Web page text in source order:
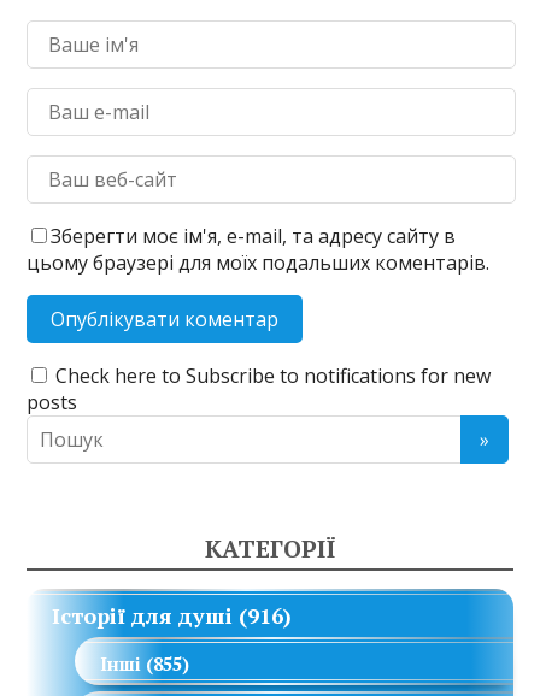
Зберегти моє ім'я, e-mail, та адресу сайту в
цьому браузері для моїх подальших коментарів.
Check here to Subscribe to notifications for new
posts
КАТЕГОРІЇ
Історії для душі (916)
Інші (855)